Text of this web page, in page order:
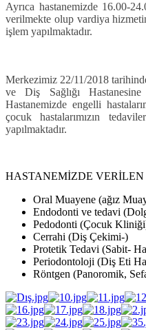
Ayrıca hastanemizde 16.00-
verilmekte olup vardiya
işlem yapılmaktadır.
Merkezimiz 22/11/2018
ve Diş Sağlığı
Hastanemizde engelli
çocuk hastalarımızın
yapılmaktadır.
HASTANEMİZDE
Oral Muayene (ağız
Endodonti ve tedavi
Pedodonti (Çocuk
Cerrahi (Diş Çekimi-)
Protetik Tedavi (Sabit-
Periodontoloji (Diş Eti
Röntgen (Panoromik,